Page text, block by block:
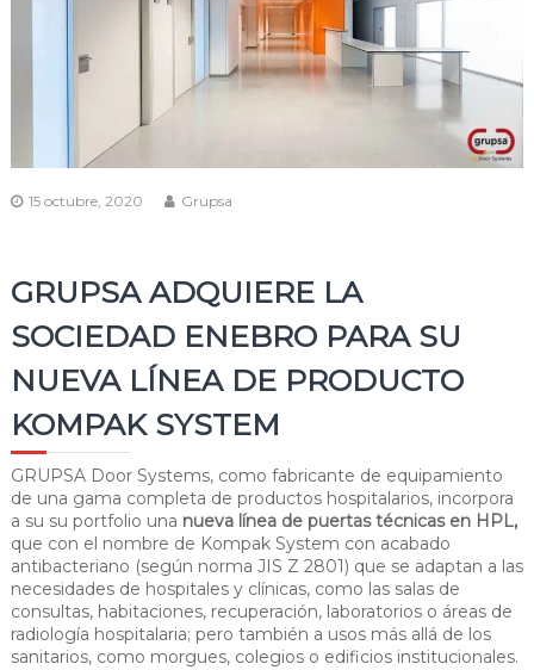
15 octubre, 2020 Grupsa
GRUPSA ADQUIERE LA
SOCIEDAD ENEBRO PARA SU
NUEVA LÍNEA DE PRODUCTO
KOMPAK SYSTEM
GRUPSA Door Systems, como fabricante de equipamiento
de una gama completa de productos hospitalarios, incorpora
a su su portfolio una nueva línea de puertas técnicas en HPL,
que con el nombre de Kompak System con acabado
antibacteriano (según norma JIS Z 2801) que se adaptan a las
necesidades de hospitales y clínicas, como las salas de
consultas, habitaciones, recuperación, laboratorios o áreas de
radiología hospitalaria; pero también a usos más allá de los
sanitarios, como morgues, colegios o edificios institucionales.